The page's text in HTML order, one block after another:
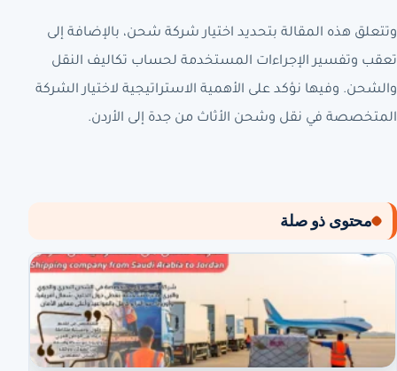
وتتعلق هذه المقالة بتحديد اختيار شركة شحن، بالإضافة إلى
تعقب وتفسير الإجراءات المستخدمة لحساب تكاليف النقل
والشحن. وفيها نؤكد على الأهمية الاستراتيجية لاختيار الشركة
المتخصصة في نقل وشحن الأثاث من جدة إلى الأردن.
محتوى ذو صلة